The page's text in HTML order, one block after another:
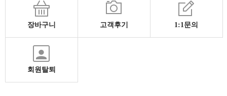
장바구니 고객후기 1:1문의
회원탈퇴